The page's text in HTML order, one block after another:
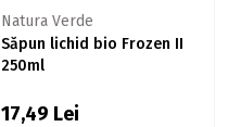
Natura Verde
Săpun lichid bio Frozen II
250ml
17,49 Lei